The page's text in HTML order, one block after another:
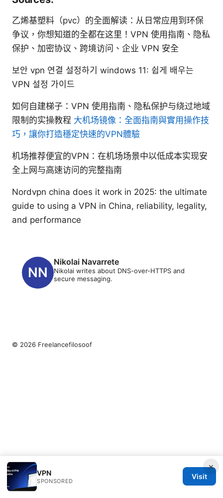
乙烯基塑料（pvc）的全面解读：从日常应用到环保
争议，你想知道的全都在这里！VPN 使用指南、隐私
保护、加密协议、跨境访问、企业 VPN 安全
보안 vpn 연결 설정하기 windows 11: 쉽게 배우는
VPN 설정 가이드
如何自建梯子：VPN 使用指南、隐私保护与绕过地域
限制的实操教程 大机场镜像：全面指南與實用操作技
巧，讓你打造穩定快速的VPN體驗
机场推荐便宜的VPN：在机场场景中以低成本实现安
全上网与高速访问的完整指南
Nordvpn china does it work in 2025: the ultimate
guide to using a VPN in China, reliability, legality,
and performance
Nikolai Navarrete
Nikolai writes about DNS-over-HTTPS and
secure messaging.
×
VPN
SPONSORED
Visit
© 2026 Freelancefilosoof